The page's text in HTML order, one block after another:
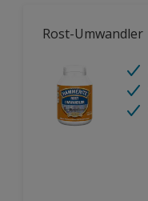
Rost-Umwandler